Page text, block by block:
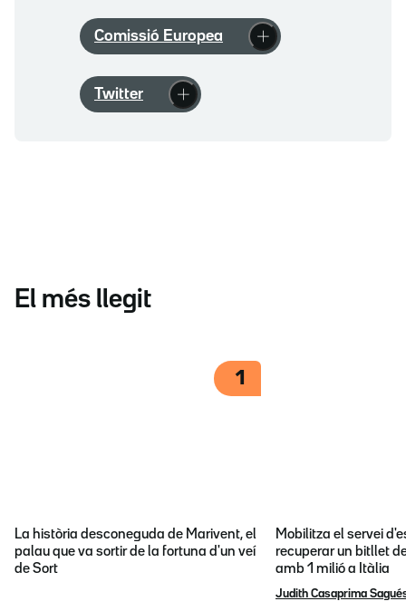
Comissió Europea
Twitter
El més llegit
1
La història desconeguda de Marivent, el
palau que va sortir de la fortuna d'un veí
de Sort
Mobilitza el servei
recuperar un bitllet
amb 1 milió a Itàlia
Judith Casaprima